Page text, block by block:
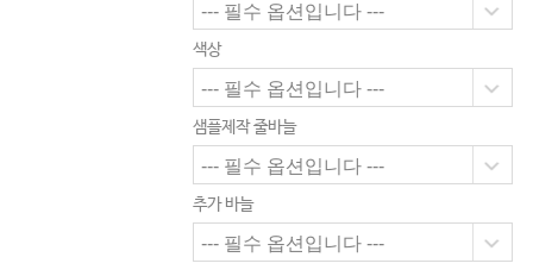
색상
샘플제작 줄바늘
추가 바늘